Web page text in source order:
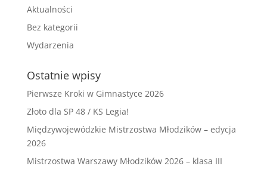
Aktualności
Bez kategorii
Wydarzenia
Ostatnie wpisy
Pierwsze Kroki w Gimnastyce 2026
Złoto dla SP 48 / KS Legia!
Międzywojewódzkie Mistrzostwa Młodzików – edycja
2026
Mistrzostwa Warszawy Młodzików 2026 – klasa III